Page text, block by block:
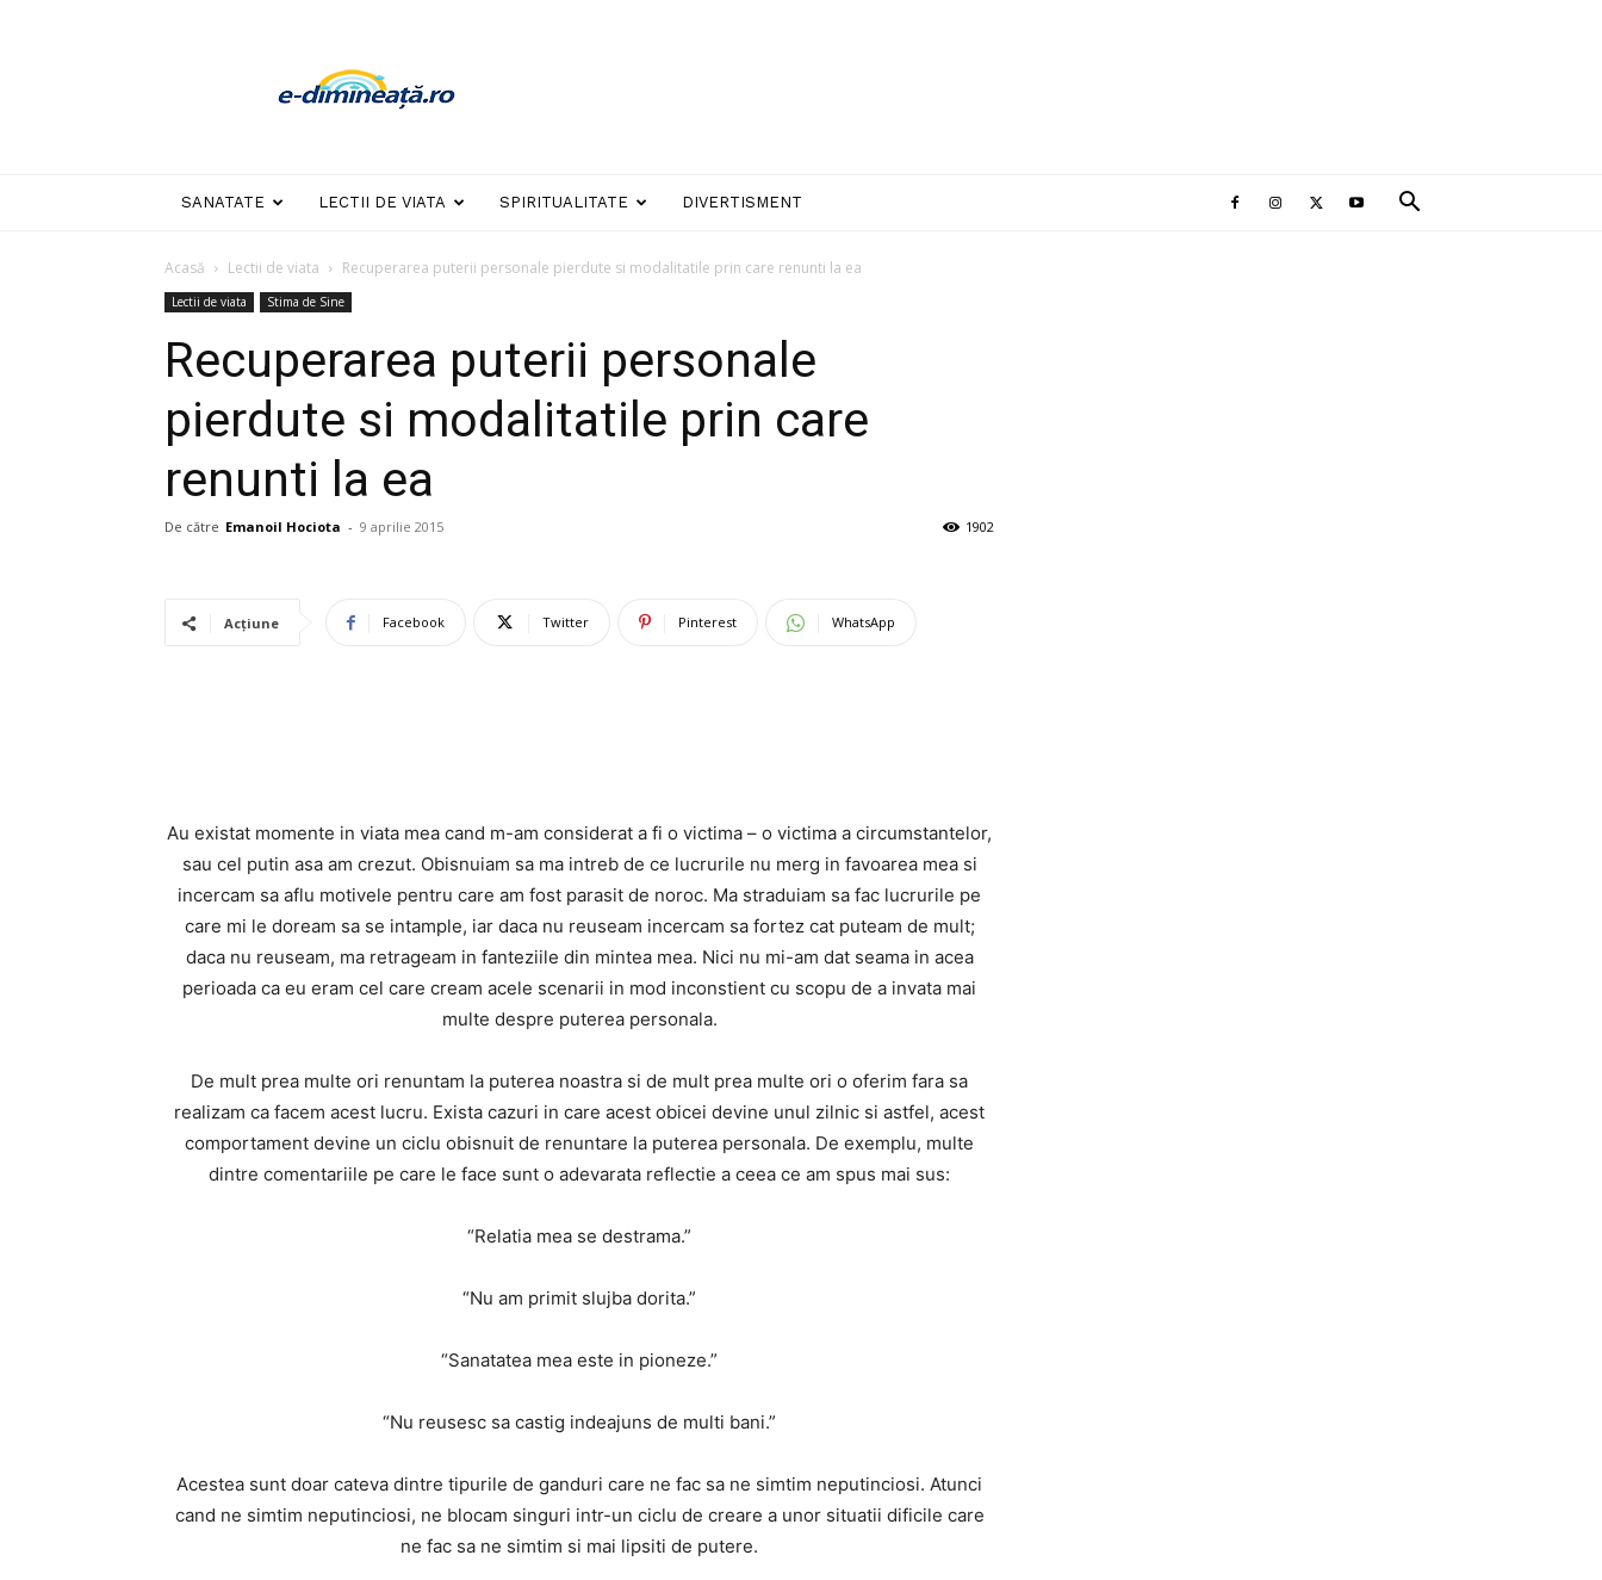
dimineata
SANATATE LECTII DE VIATA SPIRITUALITATE DIVERTISMENT
Acasă Lectii de viata Recuperarea puterii personale pierdute si modalitatile prin care renunti la ea
Lectii de viata Stima de Sine
Recuperarea puterii personale
pierdute si modalitatile prin care
renunti la ea
De către Emanoil Hociota - 9 aprilie 2015 1902
Acțiune Facebook Twitter Pinterest WhatsApp
Au existat momente in viata mea cand m-am considerat a fi o victima – o victima a circumstantelor,
sau cel putin asa am crezut. Obisnuiam sa ma intreb de ce lucrurile nu merg in favoarea mea si
incercam sa aflu motivele pentru care am fost parasit de noroc. Ma straduiam sa fac lucrurile pe
care mi le doream sa se intample, iar daca nu reuseam incercam sa fortez cat puteam de mult;
daca nu reuseam, ma retrageam in fanteziile din mintea mea. Nici nu mi-am dat seama in acea
perioada ca eu eram cel care cream acele scenarii in mod inconstient cu scopu de a invata mai
multe despre puterea personala.
De mult prea multe ori renuntam la puterea noastra si de mult prea multe ori o oferim fara sa
realizam ca facem acest lucru. Exista cazuri in care acest obicei devine unul zilnic si astfel, acest
comportament devine un ciclu obisnuit de renuntare la puterea personala. De exemplu, multe
dintre comentariile pe care le face sunt o adevarata reflectie a ceea ce am spus mai sus:
“Relatia mea se destrama.”
“Nu am primit slujba dorita.”
“Sanatatea mea este in pioneze.”
“Nu reusesc sa castig indeajuns de multi bani.”
Acestea sunt doar cateva dintre tipurile de ganduri care ne fac sa ne simtim neputinciosi. Atunci
cand ne simtim neputinciosi, ne blocam singuri intr-un ciclu de creare a unor situatii dificile care
ne fac sa ne simtim si mai lipsiti de putere.